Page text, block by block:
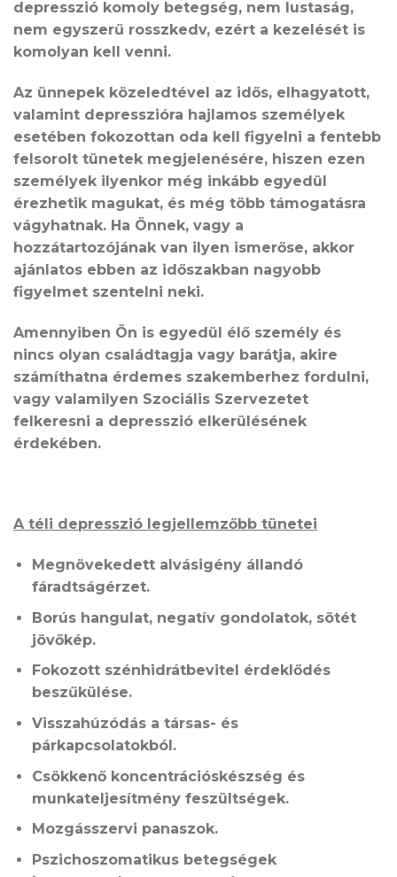
depresszió komoly betegség, nem lustaság,
nem egyszerű rosszkedv, ezért a kezelését is
komolyan kell venni.
Az ünnepek közeledtével az idős, elhagyatott,
valamint depresszióra hajlamos személyek
esetében fokozottan oda kell figyelni a fentebb
felsorolt tünetek megjelenésére, hiszen ezen
személyek ilyenkor még inkább egyedül
érezhetik magukat, és még több támogatásra
vágyhatnak. Ha Önnek, vagy a
hozzátartozójának van ilyen ismerőse, akkor
ajánlatos ebben az időszakban nagyobb
figyelmet szentelni neki.
Amennyiben Ön is egyedül élő személy és
nincs olyan családtagja vagy barátja, akire
számíthatna érdemes szakemberhez fordulni,
vagy valamilyen Szociális Szervezetet
felkeresni a depresszió elkerülésének
érdekében.
A téli depresszió legjellemzőbb tünetei
Megnövekedett alvásigény állandó
fáradtságérzet.
Borús hangulat, negatív gondolatok, sötét
jövőkép.
Fokozott szénhidrátbevitel érdeklődés
beszűkülése.
Visszahúzódás a társas- és
párkapcsolatokból.
Csökkenő koncentrációskészség és
munkateljesítmény feszültségek.
Mozgásszervi panaszok.
Pszichoszomatikus betegségek